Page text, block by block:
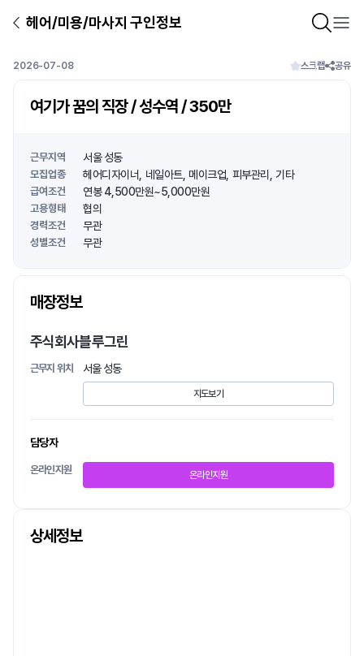
헤어/미용/마사지 구인정보
2026-07-08 스크랩 공유
여기가 꿈의 직장 / 성수역 / 350만
근무지역 서울 성동
모집업종 헤어디자이너 네일아트 메이크업 피부관리 기타
급여조건 연봉 4,500만원~5,000만원
고용형태 협의
경력조건 무관
성별조건 무관
매장정보
주식회사블루그린
근무지 위치 서울 성동
지도보기
담당자
온라인지원 온라인지원
상세정보